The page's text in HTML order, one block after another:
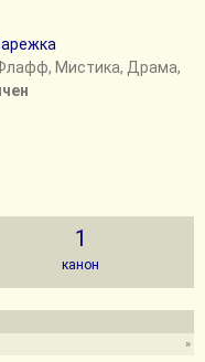
Мистика, Драма,
1
канон
»